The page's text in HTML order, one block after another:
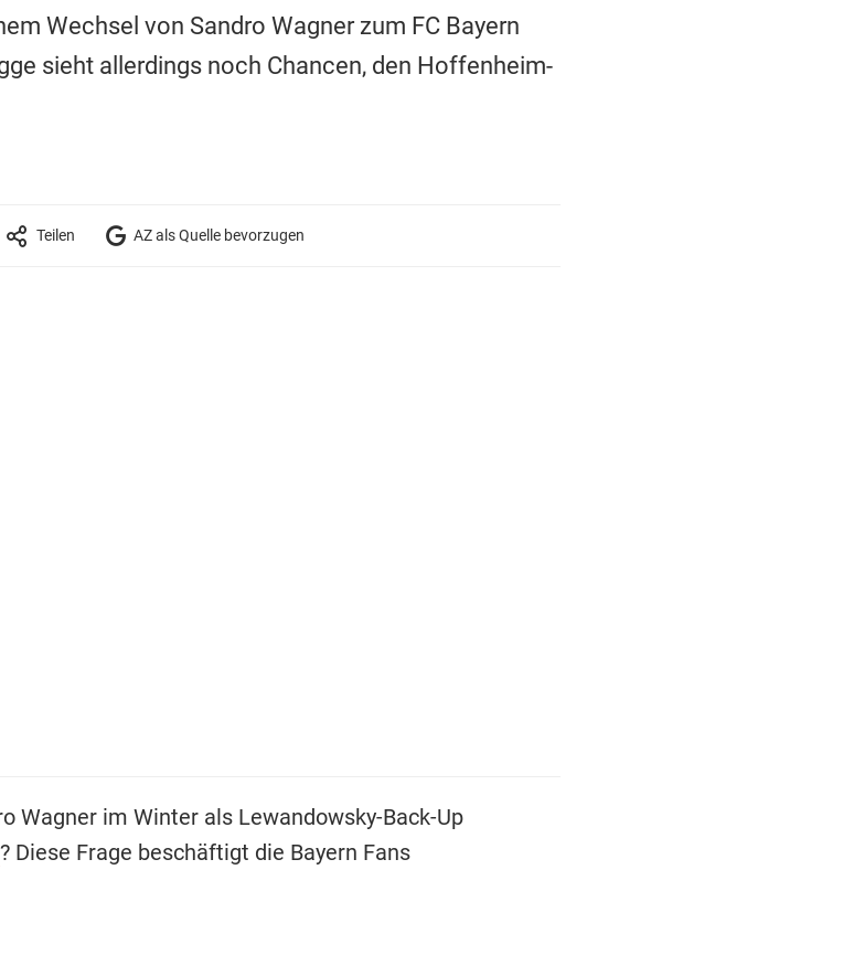
Wechsel von Sandro Wagner zum FC Bayern
sieht allerdings noch Chancen, den Hoffenheim-
Teilen AZ als Quelle bevorzugen
Wagner im Winter als Lewandowsky-Back-Up
? Diese Frage beschäftigt die Bayern Fans